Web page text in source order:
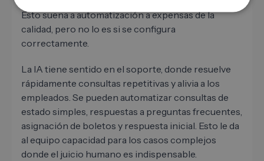
Esto suena a automatización a expensas de la
calidad, pero no lo es si se configura
correctamente.
La IA tiene sentido en el soporte, donde resuelve
rápidamente consultas repetitivas y alivia a los
empleados. Se pueden automatizar consultas de
estado simples, respuestas a preguntas frecuentes,
asignación de boletos y respuesta inicial. Esto le da
al equipo capacidad para los casos complejos
donde el juicio humano es indispensable.